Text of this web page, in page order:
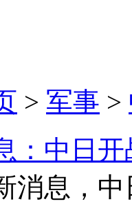
> 军事 >
：中日
息，中